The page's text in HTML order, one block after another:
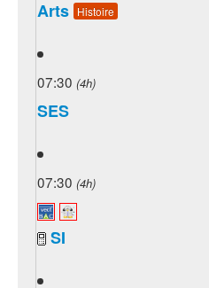
Arts Histoire
07:30 (4h)
SES
07:30 (4h)
SI